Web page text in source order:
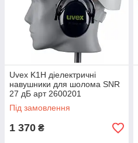
Uvex K1H діелектричні
навушники для шолома SNR
27 дБ арт 2600201
Під замовлення
1 370 ₴